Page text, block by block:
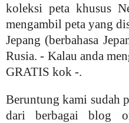
koleksi peta khusus
mengambil peta yang
Jepang (berbahasa
Rusia. - Kalau anda
GRATIS kok -.
Beruntung kami sudah
dari berbagai blog